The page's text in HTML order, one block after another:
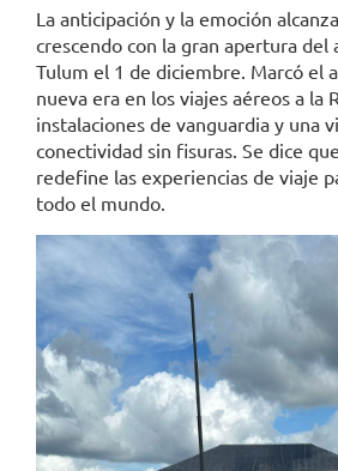
La anticipación y la emoción
crescendo con la gran apertura del
Tulum el 1 de diciembre. Marcó el
nueva era en los viajes aéreos a la
instalaciones de vanguardia y una
conectividad sin fisuras. Se dice
redefine las experiencias de viaje
todo el mundo.